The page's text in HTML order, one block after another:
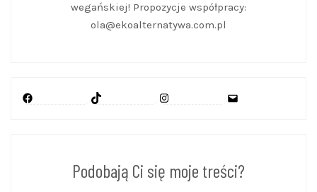
wegańskiej! Propozycje współpracy:
ola@ekoalternatywa.com.pl
Facebook
TikTok
Instagram
Mail
Podobają Ci się moje treści?